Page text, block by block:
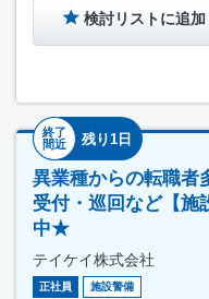
検討リストに追加
終了
間近
残り1日
異業種からの転職
受付・巡回など【施
中★
テイケイ株式会社
正社員 施設警備